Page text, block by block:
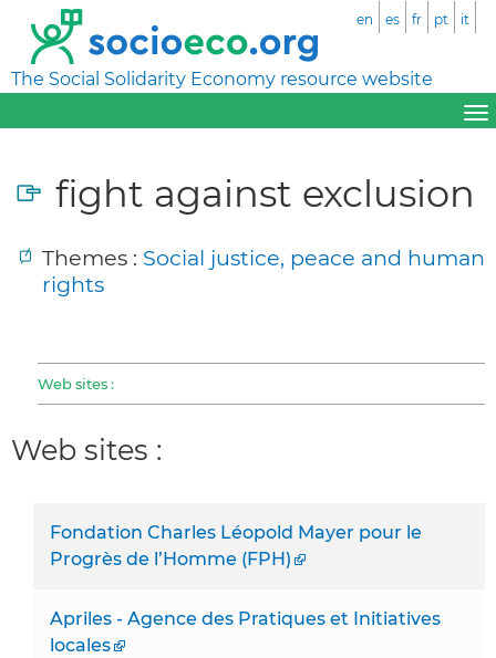
The Social Solidarity Economy resource website
en es fr pt it
fight against exclusion
Themes : Social justice, peace and human
rights
Web sites :
Web sites :
Fondation Charles Léopold Mayer pour le
Progrès de l’Homme (FPH)
Apriles - Agence des Pratiques et Initiatives
locales